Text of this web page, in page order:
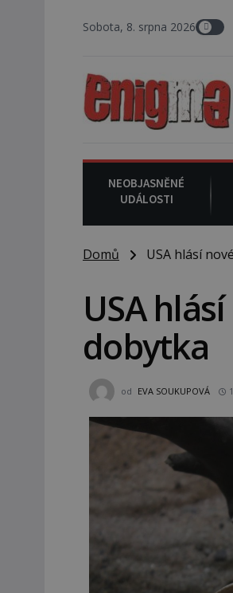
Sobota, 8. srpna 20268. srpna
NEOBJASNĚNÉ
UDÁLOSTI
Domů USA hlásí
USA
dobytka
od EVA SOUKUPOVÁ